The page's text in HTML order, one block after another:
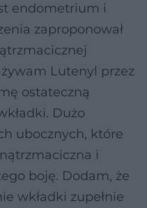
endometrium i
zaproponował
Lutenyl przez
ostateczną
Dużo
ubocznych, które
i
boję. Dodam, że
wkładki zupełnie